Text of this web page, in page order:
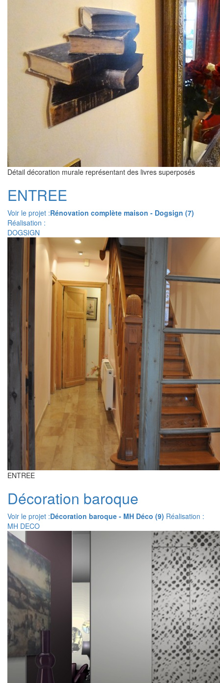
Détail décoration murale représentant des livres superposés
ENTREE
Voir le projet :Rénovation complète maison - Dogsign (7)
Réalisation :
DOGSIGN
ENTREE
Décoration baroque
Voir le projet :Décoration baroque - MH Déco (9) Réalisation :
MH DECO